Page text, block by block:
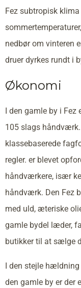
Fez subtropisk
nedbør om vinteren
druer dyrkes rundt i
Økonomi
I den gamle by i
105 slags
klassebaserede
regler. er blevet
håndværkere, især
håndværk. Den Fez
med uld, æteriske
gamle bydel læder,
butikker til at sælge
I den stejle
den gamle by er der